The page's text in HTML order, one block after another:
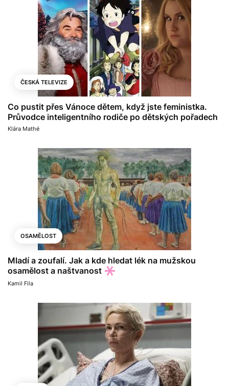
ČESKÁ TELEVIZE
Co pustit přes Vánoce dětem, když jste feministka.
Průvodce inteligentního rodiče po dětských pořadech
Klára Mathé
OSAMĚLOST
Mladí a zoufalí. Jak a kde hledat lék na mužskou
osamělost a naštvanost
Kamil Fila